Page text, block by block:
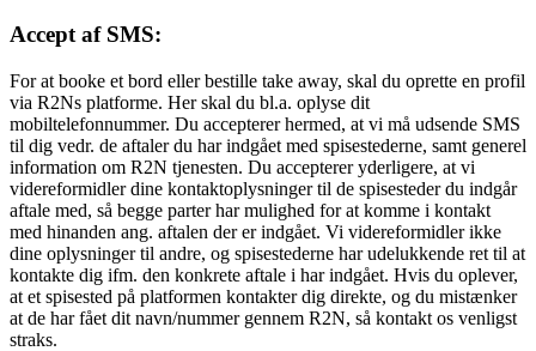
Accept af SMS:
For at booke et bord eller bestille take away, skal du oprette en profil
via R2Ns platforme. Her skal du bl.a. oplyse dit
mobiltelefonnummer. Du accepterer hermed, at vi må udsende SMS
til dig vedr. de aftaler du har indgået med spisestederne, samt generel
information om R2N tjenesten. Du accepterer yderligere, at vi
videreformidler dine kontaktoplysninger til de spisesteder du indgår
aftale med, så begge parter har mulighed for at komme i kontakt
med hinanden ang. aftalen der er indgået. Vi videreformidler ikke
dine oplysninger til andre, og spisestederne har udelukkende ret til at
kontakte dig ifm. den konkrete aftale i har indgået. Hvis du oplever,
at et spisested på platformen kontakter dig direkte, og du mistænker
at de har fået dit navn/nummer gennem R2N, så kontakt os venligst
straks.